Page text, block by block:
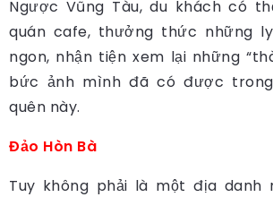
Ngược Vũng Tàu, du khách có
quán cafe, thưởng thức những
ngon, nhận tiện xem lại những
bức ảnh mình đã có được
quên này.
Đảo Hòn Bà
Tuy không phải là một địa danh